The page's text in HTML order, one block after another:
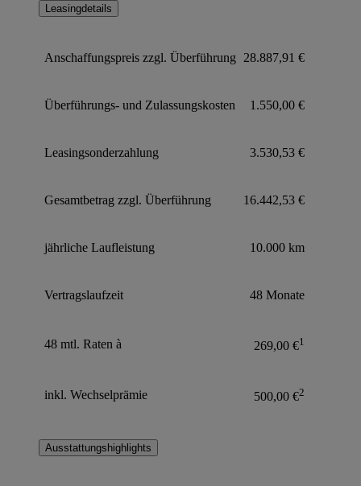
Leasingdetails
Anschaffungspreis zzgl. Überführung 28.887,91 €
Überführungs- und Zulassungskosten 1.550,00 €
Leasingsonderzahlung 3.530,53 €
Gesamtbetrag zzgl. Überführung 16.442,53 €
jährliche Laufleistung 10.000 km
Vertragslaufzeit 48 Monate
48 mtl. Raten à 269,00 €1
inkl. Wechselprämie 500,00 €2
Ausstattungshighlights